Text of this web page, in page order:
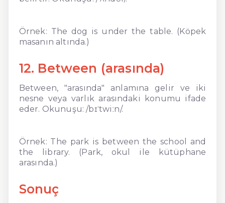
Örnek: The dog is under the table. (Köpek
masanın altında.)
12. Between (arasında)
Between, "arasında" anlamına gelir ve iki
nesne veya varlık arasındaki konumu ifade
eder. Okunuşu: /bɪˈtwiːn/.
Örnek: The park is between the school and
the library. (Park, okul ile kütüphane
arasında.)
Sonuç